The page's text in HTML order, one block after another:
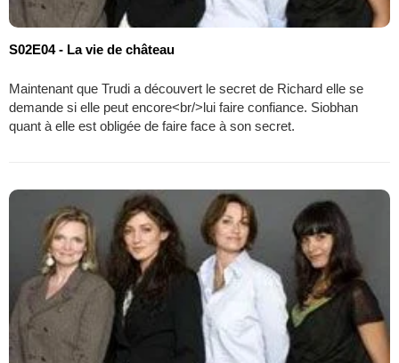
S02E04 - La vie de château
Maintenant que Trudi a découvert le secret de Richard elle se
demande si elle peut encore<br/>lui faire confiance. Siobhan
quant à elle est obligée de faire face à son secret.